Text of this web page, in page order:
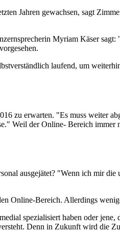
Jahren gewachsen, sagt
Myriam Käser
laufend, um
zu erwarten. "Es muss weiter
Weil der Online- Bereich
ausgejätet? "Wenn ich mir
Online-Bereich. Allerdings
spezialisiert haben oder
Denn in Zukunft wird die